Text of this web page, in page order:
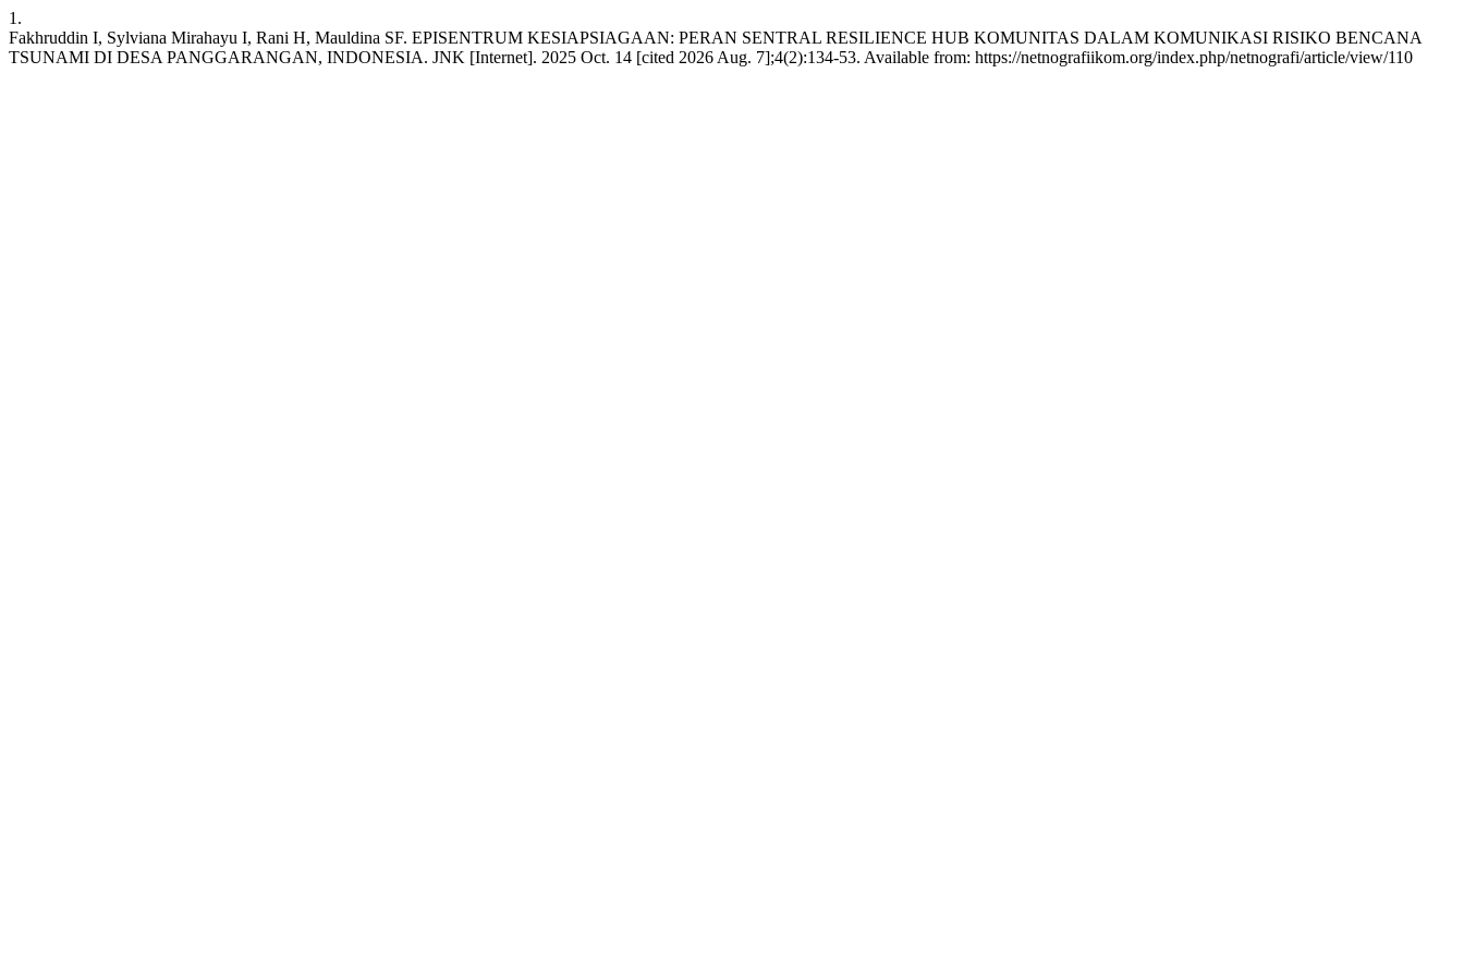
1.
Fakhruddin I, Sylviana Mirahayu I, Rani H, Mauldina SF. EPISENTRUM KESIAPSIAGAAN: PERAN SENTRAL RESILIENCE HUB KOMUNITAS DALAM KOMUNIKASI RISIKO BENCANA
TSUNAMI DI DESA PANGGARANGAN, INDONESIA. JNK [Internet]. 2025 Oct. 14 [cited 2026 Aug. 7];4(2):134-53. Available from: https://netnografiikom.org/index.php/netnografi/article/view/110